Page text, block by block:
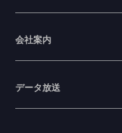
会社案内
データ放送